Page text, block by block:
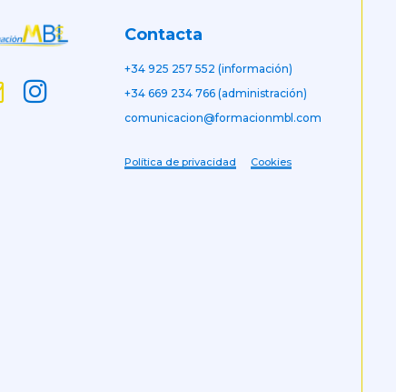
Contacta
+34 925 257 552 (información)
+34 669 234 766 (administración)
comunicacion@formacionmbl.com
Política de privacidad Cookies